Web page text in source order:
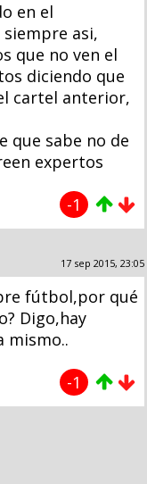
en el
asi,
que no ven el
diciendo que
cartel anterior,
que sabe no de
expertos
-1
17 sep 2015, 23:05
fútbol,por qué
Digo,hay
mismo..
-1